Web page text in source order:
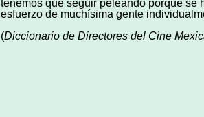
tenemos que seguir peleando porque se
esfuerzo de muchísima gente
(Diccionario de Directores del Cine